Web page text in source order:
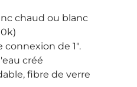
chaud ou blanc
de 1".
créé
fibre de verre